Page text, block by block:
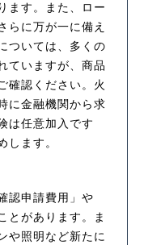
ます。また、ロー
らに万が一に備え
ついては、多くの
ていますが、商品
確認ください。火
に金融機関から求
は任意加入です
します。
認申請費用」や
とがあります。ま
や照明など新たに